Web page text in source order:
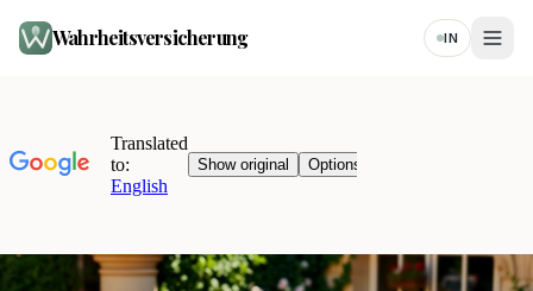
Wahrheitsversicherung IN